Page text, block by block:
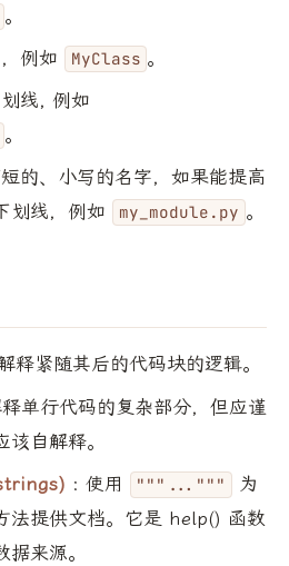
。
例如 MyClass 。
线, 例如
。
的、小写的名字，如果能提高
划线，例如
my_module.py 。
释紧随其后的代码块的逻辑。
单行代码的复杂部分，但应谨
自解释。
: 使用 """..."""
为
法提供文档。它是 help() 函数
来源。